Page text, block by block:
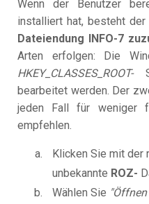
Wenn der Benutzer
installiert hat, besteht
Dateiendung INFO-7
Arten erfolgen: Die
HKEY_CLASSES_ROOT-
bearbeitet werden. Der
jeden Fall für weniger
empfehlen.
Klicken Sie mit der
unbekannte ROZ-
Wählen Sie